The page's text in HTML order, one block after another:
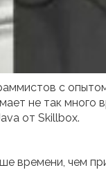
с
не так много
от Skillbox.
времени, чем